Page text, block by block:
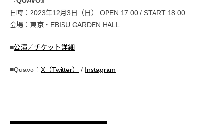
日時：2023年12月3日（日） OPEN 17:00 / START 18:00
会場：東京・EBISU GARDEN HALL
■公演／チケット詳細
■Quavo： X（Twitter） / Instagram